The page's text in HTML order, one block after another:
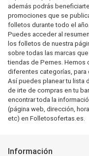
además podrás
promociones que se
folletos durante todo el año.
Puedes acceder al
los folletos de nuestra
sobre todas las marcas
tiendas de Pernes. Hemos
diferentes categorías, para
Así puedes planear tu lista
de irte de compras en tu
encontrar toda la
(página web, dirección,
etc) en Folletosofertas.es.
Información